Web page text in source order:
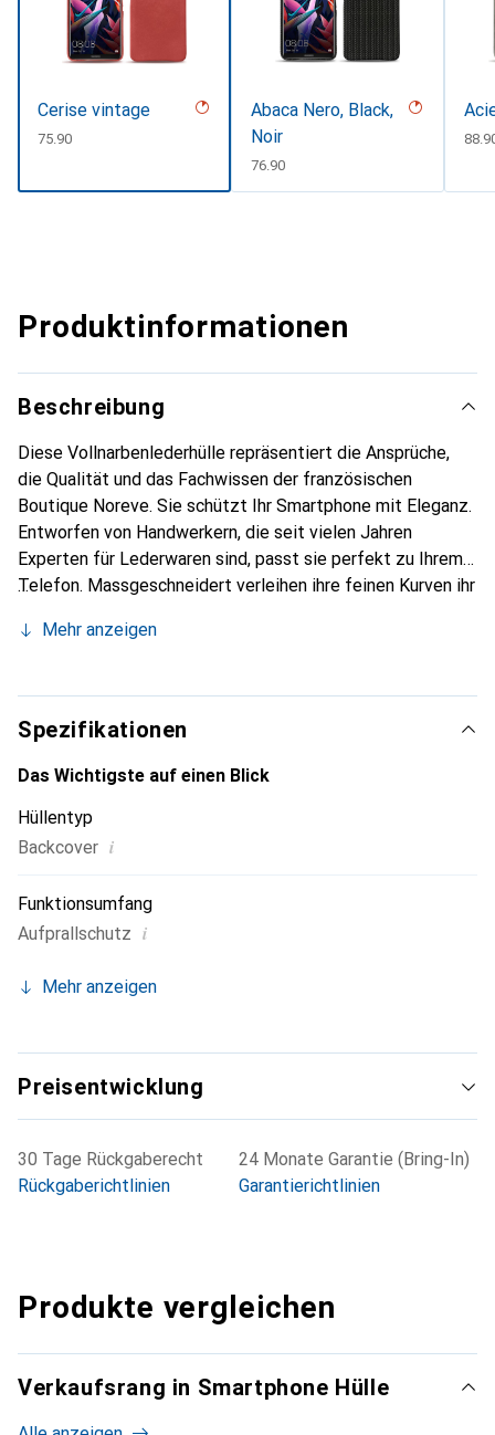
Cerise vintage
CHF
75.90
Abaca Nero, Black,
Noir
CHF
76.90
CHF
Produktinformationen
Beschreibung
Diese Vollnarbenlederhülle repräsentiert die Ansprüche,
die Qualität und das Fachwissen der französischen
Boutique Noreve. Sie schützt Ihr Smartphone mit Eleganz.
Entworfen von Handwerkern, die seit vielen Jahren
Experten für Lederwaren sind, passt sie perfekt zu Ihrem
Telefon. Massgeschneidert verleihen ihre feinen Kurven ihr
unverzichtbaren Accessoire Ihres Smartphones.
die Marke Noreve eine sichere Wahl für eine
anspruchsvolle Kundschaft.
Mehr anzeigen
Spezifikationen
Das Wichtigste auf einen Blick
Hüllentyp
Backcover i
Funktionsumfang
Aufprallschutz i
Mehr anzeigen
Preisentwicklung
30 Tage Rückgaberecht
Rückgaberichtlinien
24 Monate Garantie (Bring-In)
Garantierichtlinien
Produkte vergleichen
Verkaufsrang in Smartphone Hülle